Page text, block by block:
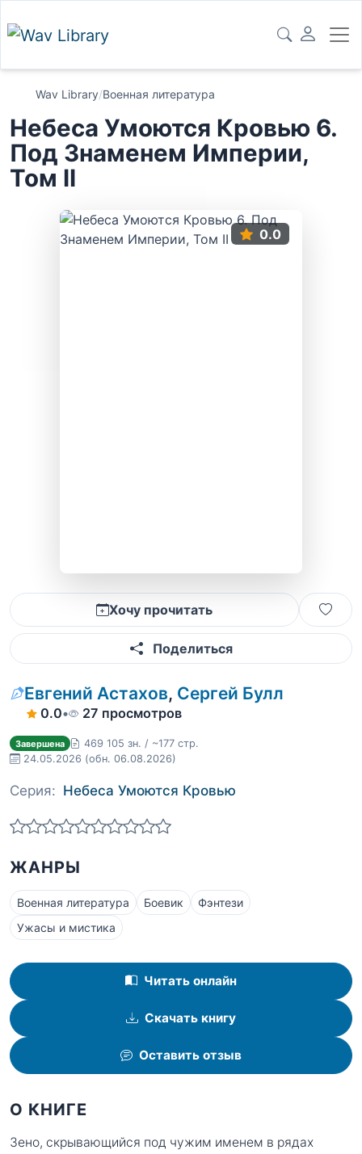
Wav Library/Военная литература
Небеса Умоются Кровью 6.
Под Знаменем Империи,
Том II
0.0
Хочу прочитать
Поделиться
Евгений Астахов, Сергей Булл
0.0• 27 просмотров
Завершена
469 105 зн. / ~177 стр.
24.05.2026 (обн. 06.08.2026)
Серия: Небеса Умоются Кровью
ЖАНРЫ
Военная литература Боевик
Фэнтези
Ужасы и мистика
Читать онлайн
Скачать книгу
Оставить отзыв
О КНИГЕ
Зено, скрывающийся под чужим именем в рядах